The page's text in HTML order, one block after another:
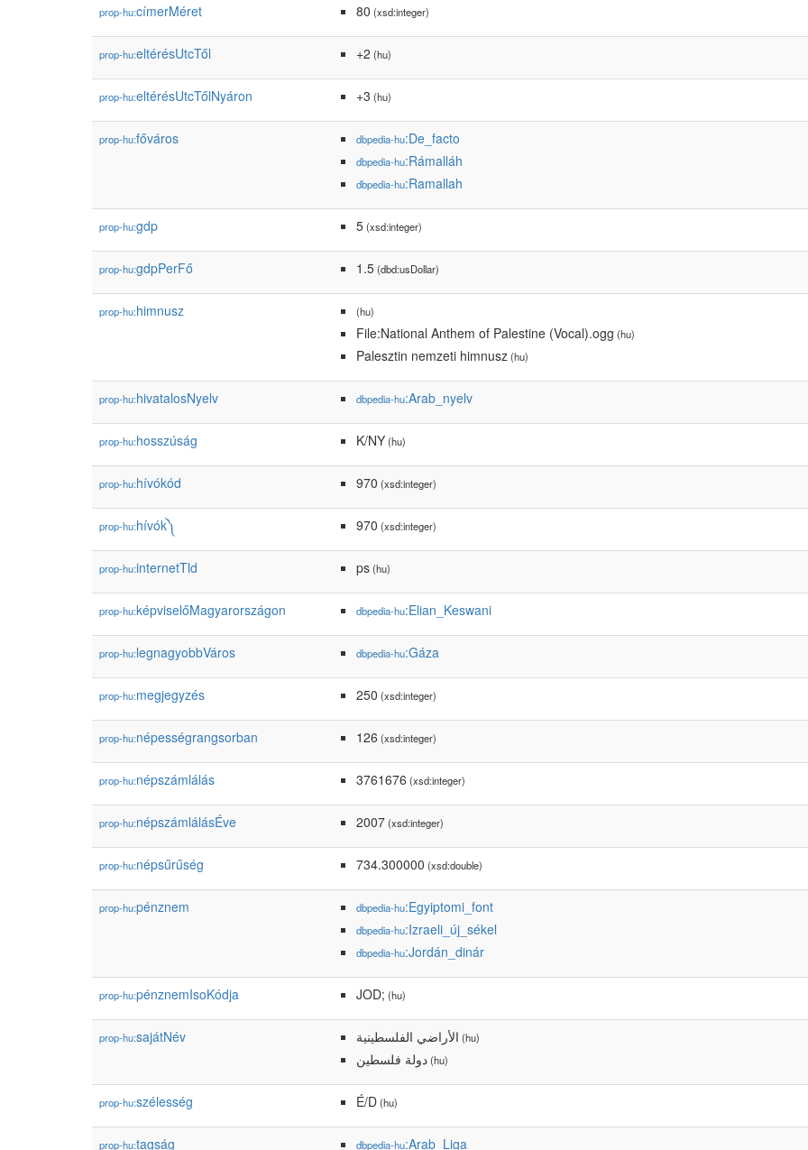
prop-hu:címerMéret 80 (xsd:integer)
prop-hu:eltérésUtcTől +2 (hu)
prop-hu:eltérésUtcTőlNyáron +3 (hu)
prop-hu:főváros dbpedia-hu:De_facto
dbpedia-hu:Rámalláh
dbpedia-hu:Ramallah
prop-hu:gdp 5(xsd:integer)
prop-hu:gdpPerFő 1.5(dbd:usDollar)
prop-hu:himnusz (hu)
File:National Anthem of Palestine (Vocal).ogg (hu)
Palesztin nemzeti himnusz(hu)
prop-hu:hivatalosNyelv dbpedia-hu:Arab_nyelv
prop-hu:hosszúság K/NY(hu)
prop-hu:hívókód 970 (xsd:integer)
prop-hu:hívók༽ 970 (xsd:integer)
prop-hu:internetTld ps(hu)
prop-hu:képviselőMagyarországon dbpedia-hu:Elian_Keswani
prop-hu:legnagyobbVáros dbpedia-hu:Gáza
prop-hu:megjegyzés 250 (xsd:integer)
prop-hu:népességrangsorban 126 (xsd:integer)
prop-hu:népszámlálás 3761676 (xsd:integer)
prop-hu:népszámlálásÉve 2007(xsd:integer)
prop-hu:népsűrűség 734.300000 (xsd:double)
prop-hu:pénznem dbpedia-hu:Egyiptomi_font
dbpedia-hu:Izraeli_új_sékel
dbpedia-hu:Jordán_dinár
prop-hu:pénznemIsoKódja JOD; (hu)
prop-hu:sajátNév الأراضي الفلسطينية (hu)
دولة فلسطين(hu)
prop-hu:szélesség É/D(hu)
prop-hu:tagság dbpedia-hu:Arab_Liga